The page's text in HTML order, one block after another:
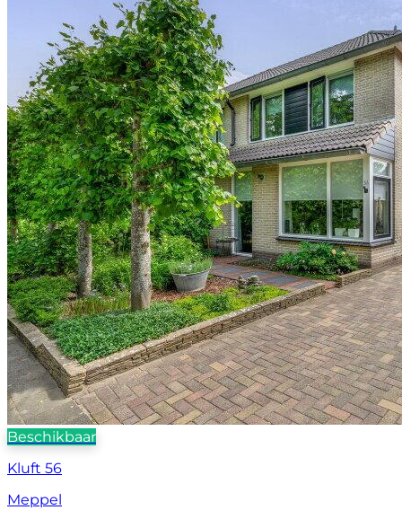
Beschikbaar
Kluft 56
Meppel